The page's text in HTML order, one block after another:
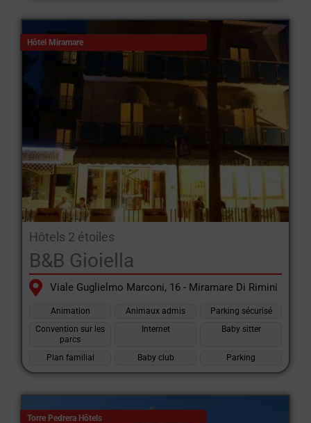
Hôtel Miramare
Hôtels 2 étoiles
B&B Gioiella
Viale Guglielmo Marconi, 16 - Miramare Di Rimini
Animation Animaux admis
Parking sécurisé
Convention sur les
parcs
Internet Baby sitter
Plan familial Baby club Parking
Torre Pedrera Hôtels